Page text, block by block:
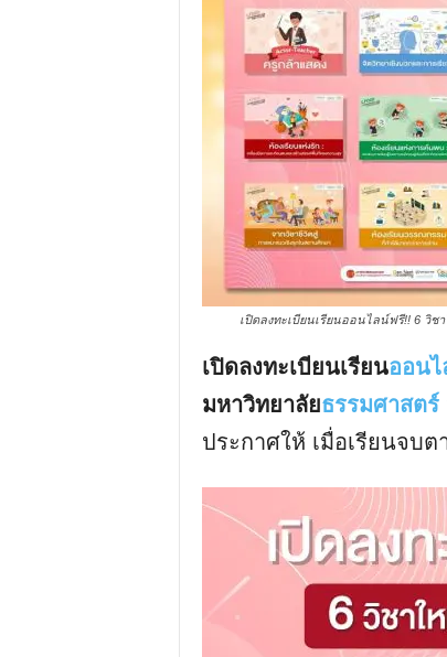
เปิดลงทะเบียนเรียนออนไลน์ฟรี!! 6 วิช
เปิดลงทะเบียนเรียนออนไ
มหาวิทยาลัยธรรมศาสตร์
ประกาศให้ เมื่อเรียนจบ